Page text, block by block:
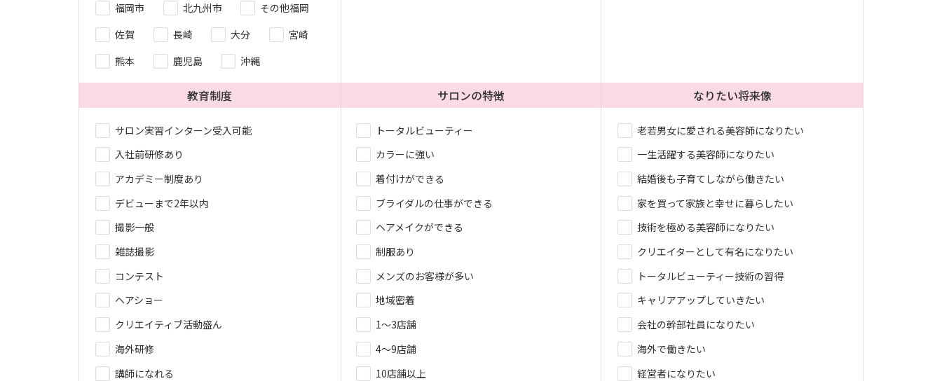
福岡市 北九州市
その他福岡
佐賀
長崎 大分
宮崎
熊本
鹿児島 沖縄
教育制度
サロン実習インターン受入可能
入社前研修あり
アカデミー制度あり
デビューまで2年以内
撮影一般
雑誌撮影
コンテスト
ヘアショー
クリエイティブ活動盛ん
海外研修
講師になれる
サロンの特徴
トータルビューティー
カラーに強い
着付けができる
ブライダルの仕事ができる
ヘアメイクができる
制服あり
メンズのお客様が多い
地域密着
1～3店舗
4～9店舗
10店舗以上
なりたい将来像
老若男女に愛される美容師になりたい
一生活躍する美容師になりたい
結婚後も子育てしながら働きたい
家を買って家族と幸せに暮らしたい
技術を極める美容師になりたい
クリエイターとして有名になりたい
トータルビューティー技術の習得
キャリアアップしていきたい
会社の幹部社員になりたい
海外で働きたい
経営者になりたい